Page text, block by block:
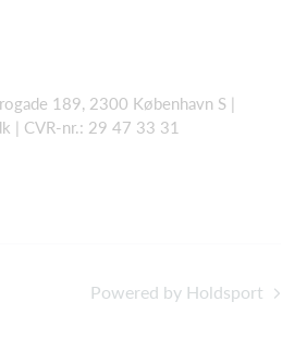
189, 2300 København S |
| CVR-nr.: 29 47 33 31
Powered by Holdsport